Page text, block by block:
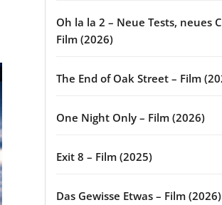
Oh la la 2 – Neue Tests, neues
Film (2026)
The End of Oak Street – Film
One Night Only – Film (2026)
Exit 8 – Film (2025)
Das Gewisse Etwas – Film (2026)